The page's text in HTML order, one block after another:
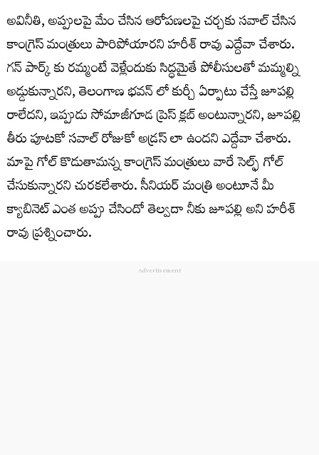
అవినీతి, అప్పులపై మేం చేసిన ఆరోపణలపై చర్చకు సవాల్ చేసిన
కాంగ్రెస్ మంత్రులు పారిపోయారని హరీశ్ రావు ఎద్దేవా చేశారు.
గన్ పార్క్ కు రమ్మంటే వెళ్లేందుకు సిద్ధమైతే పోలీసులతో మమ్మల్ని
అడ్డుకున్నారని, తెలంగాణ భవన్ లో కుర్చీ ఏర్పాటు చేస్తే జూపల్లి
రాలేదని, ఇప్పుడు సోమాజీగూడ ప్రెస్ క్లబ్ అంటున్నారని, జూపల్లి
తీరు పూటకో సవాల్ రోజుకో అడ్రస్ లా ఉందని ఎద్దేవా చేశారు.
మాపై గోల్ కొడుతామన్న కాంగ్రెస్ మంత్రులు వారే సెల్ఫ్ గోల్
చేసుకున్నారని చురకలేశారు. సీనియర్ మంత్రి అంటూనే మీ
క్యాబినెట్ ఎంత అప్పు చేసిందో తెల్వదా నీకు జూపల్లి అని హరీశ్
రావు ప్రశ్నించారు.